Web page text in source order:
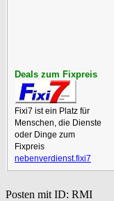
Deals zum Fixpreis
Fixi7 ist ein Platz für
Menschen, die Dienste
oder Dinge zum
Fixpreis
nebenverdienst.fixi7
Posten mit ID: RMI